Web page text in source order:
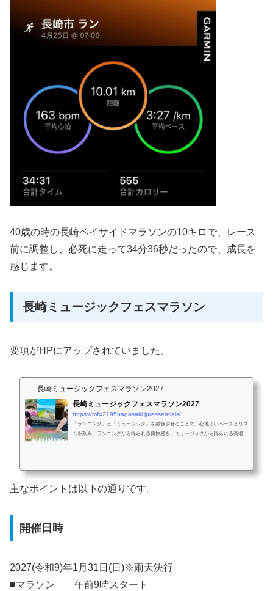
40歳の時の長崎ベイサイドマラソンの10キロで、レース
前に調整し、必死に走って34分36秒だったので、成長を
感じます。
長崎ミュージックフェスマラソン
要項がHPにアップされていました。
長崎ミュージックフェスマラソン2027
長崎ミュージックフェスマラソン2027
https://mf42195nagasaki.jp/essentials/
「ランニング」と「ミュージック」を融合させることで、心地よいペースとリズ
ムを刻み、ランニングから得られる爽快感を、ミュージックから得られる高揚感
主なポイントは以下の通りです。
開催日時
2027(令和9)年1月31日(日)※雨天決行
■マラソン 午前9時スタート